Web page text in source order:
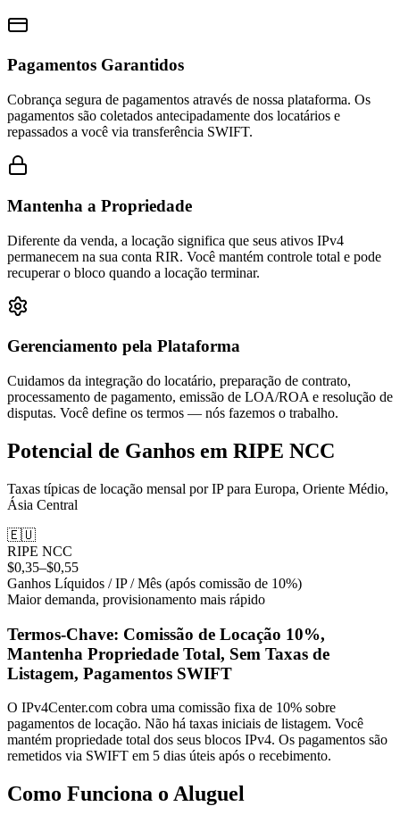
Pagamentos Garantidos
Cobrança segura de pagamentos através de nossa plataforma. Os
pagamentos são coletados antecipadamente dos locatários e
repassados a você via transferência SWIFT.
Mantenha a Propriedade
Diferente da venda, a locação significa que seus ativos IPv4
permanecem na sua conta RIR. Você mantém controle total e pode
recuperar o bloco quando a locação terminar.
Gerenciamento pela Plataforma
Cuidamos da integração do locatário, preparação de contrato,
processamento de pagamento, emissão de LOA/ROA e resolução de
disputas. Você define os termos — nós fazemos o trabalho.
Potencial de Ganhos em RIPE NCC
Taxas típicas de locação mensal por IP para Europa, Oriente Médio,
Ásia Central
🇪🇺
RIPE NCC
$0,35–$0,55
Ganhos Líquidos / IP / Mês (após comissão de 10%)
Maior demanda, provisionamento mais rápido
Termos-Chave: Comissão de Locação 10%,
Mantenha Propriedade Total, Sem Taxas de
Listagem, Pagamentos SWIFT
O IPv4Center.com cobra uma comissão fixa de 10% sobre
pagamentos de locação. Não há taxas iniciais de listagem. Você
mantém propriedade total dos seus blocos IPv4. Os pagamentos são
remetidos via SWIFT em 5 dias úteis após o recebimento.
Como Funciona o Aluguel